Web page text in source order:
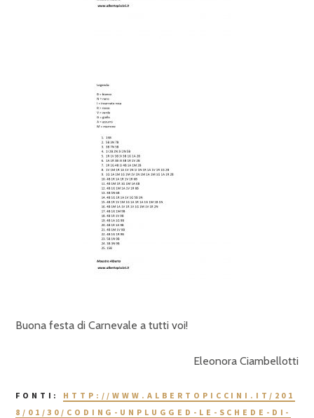
Buona festa di Carnevale a tutti voi!
Eleonora Ciambellotti
FONTI: HTTP://WWW.ALBERTOPICCINI.IT/201
8/01/30/CODING-UNPLUGGED-LE-SCHEDE-DI-